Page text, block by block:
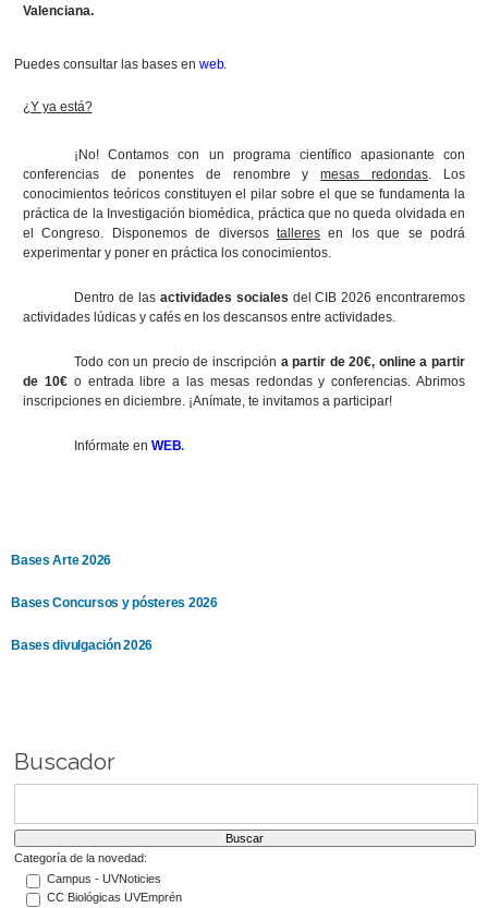
Valenciana.
Puedes consultar las bases enweb.
¿Y yaestá?
¡No! Contamos con un programa científico apasionante con
conferencias de ponentes de renombre ymesas redondas . Los
conocimientos teóricos constituyen el pilar sobre el que se fundamenta la
práctica de la Investigación biomédica, práctica que no queda olvidada en
el Congreso. Disponemos de diversostalleres en los que se podrá
experimentar y poner en práctica los conocimientos.
Dentro de las actividades sociales del CIB 2026 encontraremos
actividades lúdicas y cafés en los descansos entre actividades.
Todo con un precio de inscripción a partir de 20€, online a partir
de 10€ o entrada libre a las mesas redondas y conferencias. Abrimos
inscripciones en diciembre. ¡Anímate, te invitamos a participar!
Infórmate enWEB.
Bases Arte 2026
Bases Concursos y pósteres 2026
Bases divulgación 2026
Buscador
Categoría de la novedad:
Campus - UVNoticies
CC Biológicas UVEmprén